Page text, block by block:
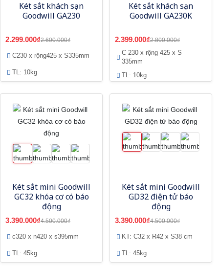
Két sắt khách sạn
Goodwill GA230
2.299.000₫2.600.000₫
C230 x rộng425 x S335mm
TL: 10kg
Két sắt khách sạn
Goodwill GA230K
2.399.000₫2.800.000₫
C 230 x rộng 425 x S
335mm
TL: 10kg
Két sắt mini Goodwill
GC32 khóa cơ có báo
động
3.390.000₫4.500.000₫
c320 x n420 x s395mm
TL: 45kg
Két sắt mini Goodwill
GD32 điện tử báo
động
3.390.000₫4.500.000₫
KT: C32 x R42 x S38 cm
TL: 45kg